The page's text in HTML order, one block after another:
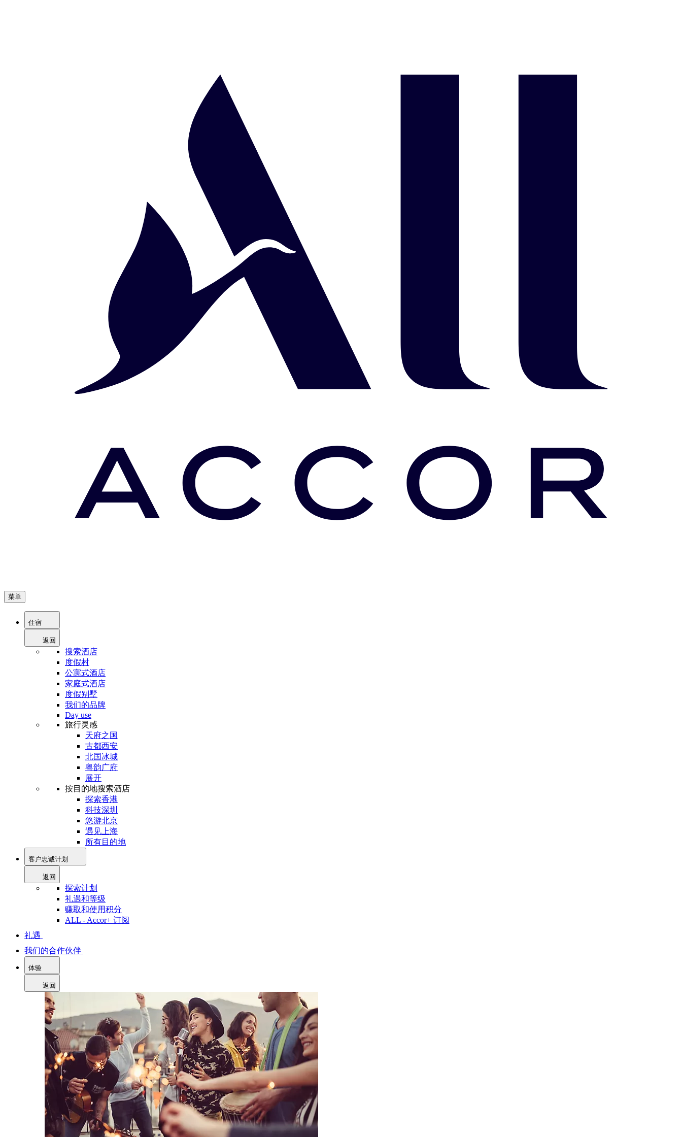
菜单
住宿
返回
搜索酒店
度假村
公寓式酒店
家庭式酒店
度假别墅
我们的品牌
Day use
旅行灵感
天府之国
古都西安
北国冰城
粤韵广府
展开
按目的地搜索酒店
探索香港
科技深圳
悠游北京
遇见上海
所有目的地
客户忠诚计划
返回
探索计划
礼遇和等级
赚取和使用积分
ALL - Accor+ 订阅
礼遇
我们的合作伙伴
体验
返回